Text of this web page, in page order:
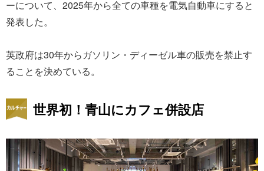
ーについて、2025年から全ての車種を電気自動車にすると
発表した。
英政府は30年からガソリン・ディーゼル車の販売を禁止す
ることを決めている。
世界初！青山にカフェ併設店